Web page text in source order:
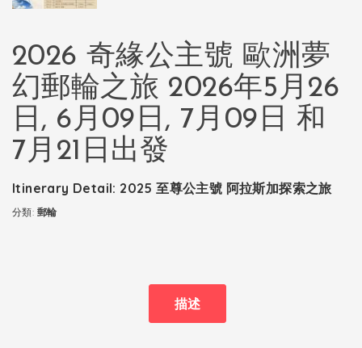
2026 奇緣公主號 歐洲夢
幻郵輪之旅 2026年5月26
日, 6月09日, 7月09日 和
7月21日出發
Itinerary Detail: 2025 至尊公主號 阿拉斯加探索之旅
分類: 郵輪
描述